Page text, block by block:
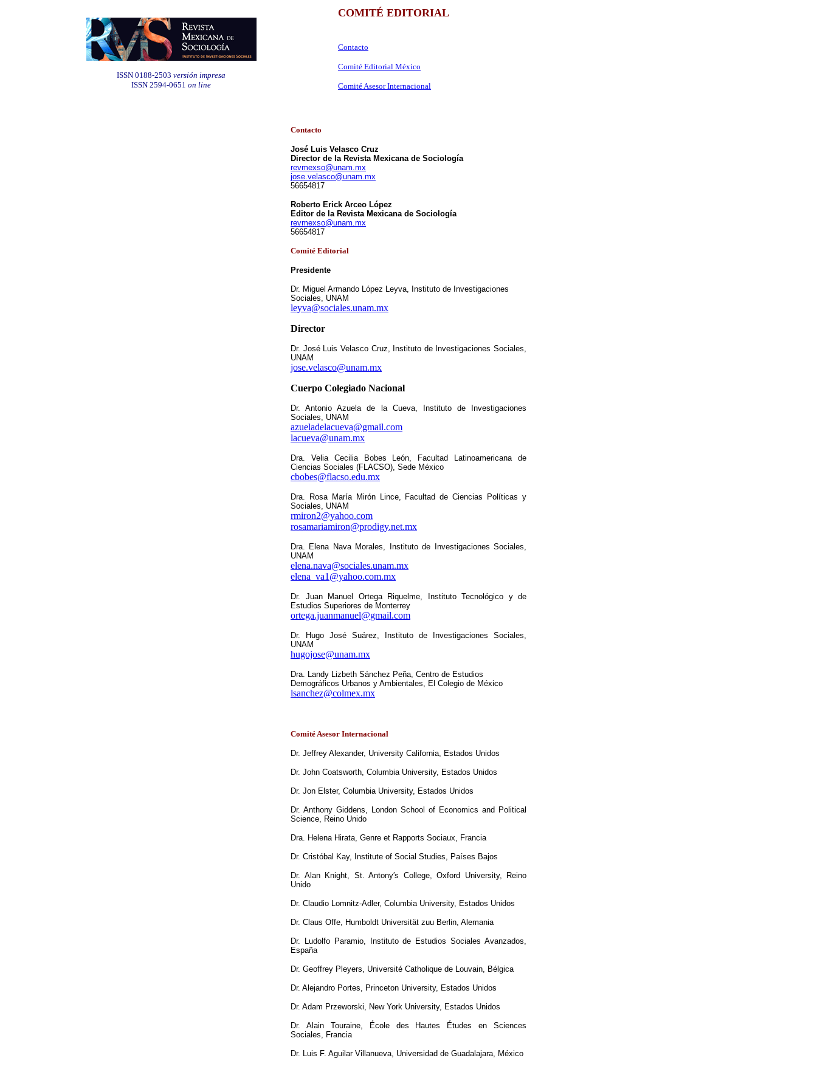
ISSN 0188-2503 versión impresa
ISSN 2594-0651 on line
COMITÉ EDITORIAL
Contacto
Comité Editorial México
Comité Asesor Internacional
Contacto
José Luis Velasco Cruz
Director de la Revista Mexicana de Sociología
revmexso@unam.mx
jose.velasco@unam.mx
56654817
Roberto Erick Arceo López
Editor de la Revista Mexicana de Sociología
revmexso@unam.mx
56654817
Comité Editorial
Presidente
Dr. Miguel Armando López Leyva, Instituto de Investigaciones
Sociales, UNAM
leyva@sociales.unam.mx
Director
Dr. José Luis Velasco Cruz, Instituto de Investigaciones Sociales,
UNAM
jose.velasco@unam.mx
Cuerpo Colegiado Nacional
Dr. Antonio Azuela de la Cueva, Instituto de Investigaciones
Sociales, UNAM
azueladelacueva@gmail.com
lacueva@unam.mx
Dra. Velia Cecilia Bobes León, Facultad Latinoamericana de
Ciencias Sociales (FLACSO), Sede México
cbobes@flacso.edu.mx
Dra. Rosa María Mirón Lince, Facultad de Ciencias Políticas y
Sociales, UNAM
rmiron2@yahoo.com
rosamariamiron@prodigy.net.mx
Dra. Elena Nava Morales, Instituto de Investigaciones Sociales,
UNAM
elena.nava@sociales.unam.mx
elena_va1@yahoo.com.mx
Dr. Juan Manuel Ortega Riquelme, Instituto Tecnológico y de
Estudios Superiores de Monterrey
ortega.juanmanuel@gmail.com
Dr. Hugo José Suárez, Instituto de Investigaciones Sociales,
UNAM
hugojose@unam.mx
Dra. Landy Lizbeth Sánchez Peña, Centro de Estudios
Demográficos Urbanos y Ambientales, El Colegio de México
lsanchez@colmex.mx
Comité Asesor Internacional
Dr. Jeffrey Alexander, University California, Estados Unidos
Dr. John Coatsworth, Columbia University, Estados Unidos
Dr. Jon Elster, Columbia University, Estados Unidos
Dr. Anthony Giddens, London School of Economics and Political
Science, Reino Unido
Dra. Helena Hirata, Genre et Rapports Sociaux, Francia
Dr. Cristóbal Kay, Institute of Social Studies, Países Bajos
Dr. Alan Knight, St. Antony′s College, Oxford University, Reino
Unido
Dr. Claudio Lomnitz-Adler, Columbia University, Estados Unidos
Dr. Claus Offe, Humboldt Universität zuu Berlin, Alemania
Dr. Ludolfo Paramio, Instituto de Estudios Sociales Avanzados,
España
Dr. Geoffrey Pleyers, Université Catholique de Louvain, Bélgica
Dr. Alejandro Portes, Princeton University, Estados Unidos
Dr. Adam Przeworski, New York University, Estados Unidos
Dr. Alain Touraine, École des Hautes Études en Sciences
Sociales, Francia
Dr. Luis F. Aguilar Villanueva, Universidad de Guadalajara, México